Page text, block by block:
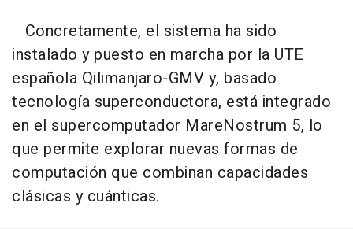
Concretamente, el sistema ha sido
instalado y puesto en marcha por la UTE
española Qilimanjaro-GMV y, basado
tecnología superconductora, está integrado
en el supercomputador MareNostrum 5, lo
que permite explorar nuevas formas de
computación que combinan capacidades
clásicas y cuánticas.